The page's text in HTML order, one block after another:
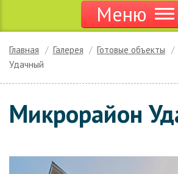
Меню
Продукция
Дилерам
Главная Галерея Готовые объекты
Удачный
Микрорайон